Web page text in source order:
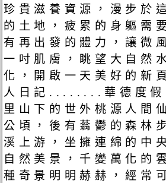
珍貴滋養資源，漫步於
的土地，疲累的身軀需
有再出發的體力，讓微
一吋肌膚，眺望大自然
化，開啟一天美好的新
人日記........華德度假
里山下的世外桃源人間
公頃，後有蓊鬱的森林
溪上游，坐擁連綿的中
自然美景，千變萬化的
種奇景明明赫赫，經常